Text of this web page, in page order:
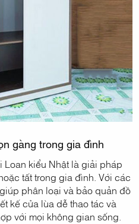
gàng trong gia đình
kiểu Nhật là giải pháp
tất trong gia đình. Với các
phân loại và bảo quản đồ
kế cửa lùa dễ thao tác và
với mọi không gian sống.